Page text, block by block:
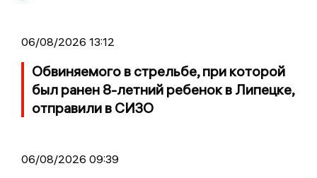
06/08/2026 13:12
Обвиняемого в стрельбе, при которой
был ранен 8-летний ребенок в Липецке,
отправили в СИЗО
06/08/2026 09:39